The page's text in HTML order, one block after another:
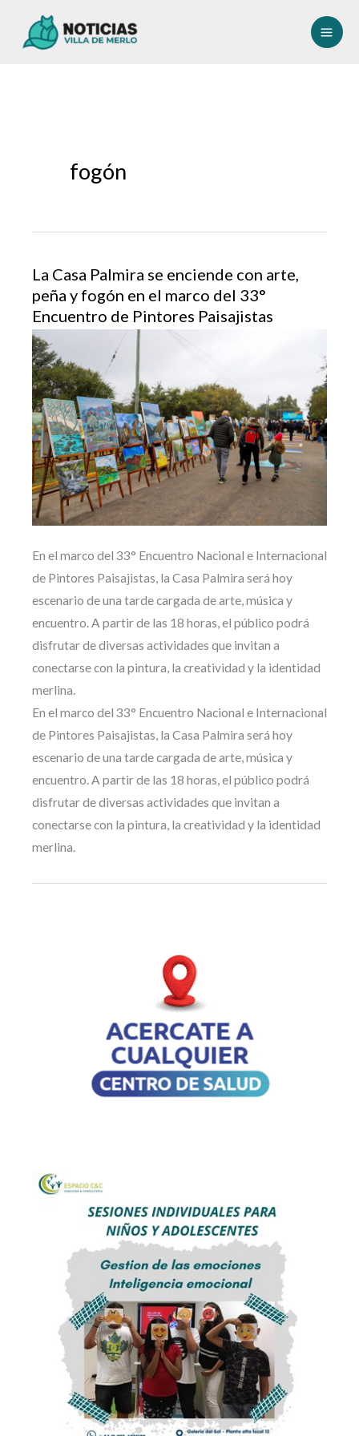
fogón
La Casa Palmira se enciende con arte,
peña y fogón en el marco del 33°
Encuentro de Pintores Paisajistas
En el marco del 33° Encuentro Nacional e Internacional
de Pintores Paisajistas, la Casa Palmira será hoy
escenario de una tarde cargada de arte, música y
encuentro. A partir de las 18 horas, el público podrá
disfrutar de diversas actividades que invitan a
conectarse con la pintura, la creatividad y la identidad
merlina.
En el marco del 33° Encuentro Nacional e Internacional
de Pintores Paisajistas, la Casa Palmira será hoy
escenario de una tarde cargada de arte, música y
encuentro. A partir de las 18 horas, el público podrá
disfrutar de diversas actividades que invitan a
conectarse con la pintura, la creatividad y la identidad
merlina.